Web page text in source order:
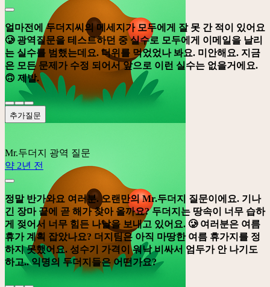
얼마전에 두더지씨의 메세지가 모두에게 잘 못 간 적이 있어요
🥲 광역질문을 테스트하던 중 실수로 모두에게 이메일을 날리
는 실수를 범했는데요. 더위를 먹었었나 봐요. 미안해요. 지금
은 모든 문제가 수정 되어서 앞으로 이런 실수는 없을거에요.
🙃 제발.
추가질문
Mr.두더지
광역 질문
약 2년 전
정말 반가와요 여러분. 오랜만의 Mr.두더지 질문이에요. 기나
긴 장마 끝에 곧 해가 찾아 올까요? 두더지는 땅속이 너무 습하
게 젖어서 너무 힘든 나날을 보내고 있어요. 🥲 여러분은 여름
휴가 계획 잡았나요? 더지팀은 아직 마땅한 여름 휴가지를 정
하지 못했어요. 성수기 가격이 워낙 비싸서 엄두가 안 나기도
하고.. 익명의 두더지들은 어떤가요?